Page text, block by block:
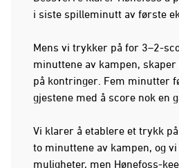
i siste spilleminutt av første
Mens vi trykker på for 3–2-
minuttene av kampen,
på kontringer. Fem minutter
gjestene med å score nok en
Vi klarer å etablere et trykk
to minuttene av kampen, og
muligheter, men Hønefoss-